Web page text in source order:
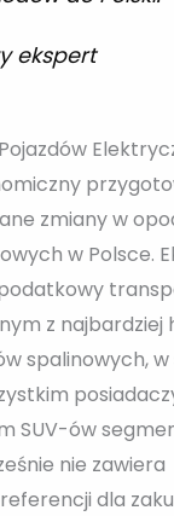
ekspert
zmiany w
w Polsce.
z najbardziej
spalinowych,
SUV-ów
nie zawiera
dla